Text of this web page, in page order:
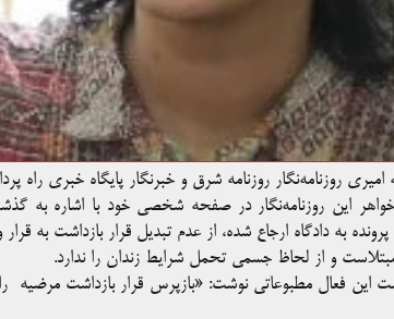
روزنامه‌نگار روزنامه‌ شرق و خبرنگار پایگاه خبری راه
این روزنامه‌نگار در صفحه شخصی خود با اشاره به
پرونده به دادگاه ارجاع شده، از عدم تبدیل قرار بازداشت به قرار
و از لحاظ جسمی تحمل شرایط زندان را ندارد.
این فعال مطبوعاتی نوشت: «بازپرس قرار بازداشت مرضیه